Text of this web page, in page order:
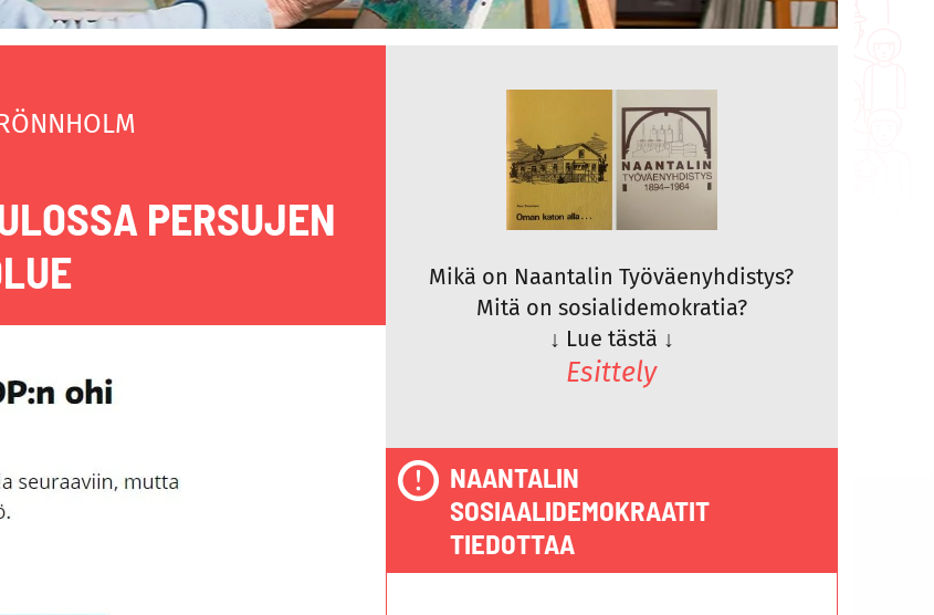
PERSUJEN
Mikä on Naantalin Työväenyhdistys?
Mitä on sosialidemokratia?
↓ Lue tästä ↓
Esittely
NAANTALIN
SOSIAALIDEMOKRAATIT
TIEDOTTAA